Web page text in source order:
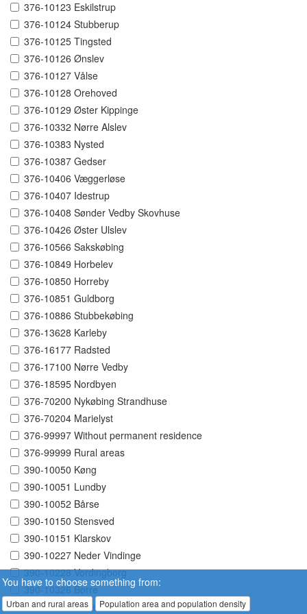
376-10123 Eskilstrup
376-10124 Stubberup
376-10125 Tingsted
376-10126 Ønslev
376-10127 Vålse
376-10128 Orehoved
376-10129 Øster Kippinge
376-10332 Nørre Alslev
376-10383 Nysted
376-10387 Gedser
376-10406 Væggerløse
376-10407 Idestrup
376-10408 Sønder Vedby Skovhuse
376-10426 Øster Ulslev
376-10566 Sakskøbing
376-10849 Horbelev
376-10850 Horreby
376-10851 Guldborg
376-10886 Stubbekøbing
376-13628 Karleby
376-16177 Radsted
376-17100 Nørre Vedby
376-18595 Nordbyen
376-70200 Nykøbing Strandhuse
376-70204 Marielyst
376-99997 Without permanent residence
376-99999 Rural areas
390-10050 Køng
390-10051 Lundby
390-10052 Bårse
390-10150 Stensved
390-10151 Klarskov
390-10227 Neder Vindinge
390-10228 Vordingborg
390-10326 Borre
390-10330 Kalvehave
You have to choose something from:
Urban and rural areas Population area and population density